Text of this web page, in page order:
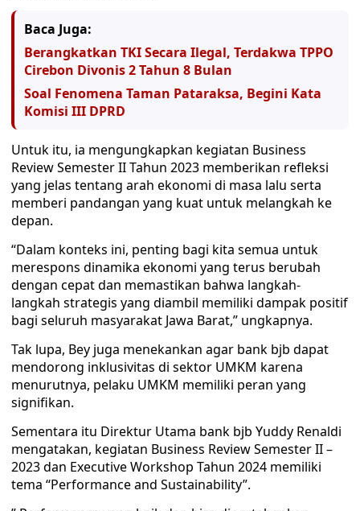
Baca Juga:
Berangkatkan TKI Secara Ilegal, Terdakwa TPPO
Cirebon Divonis 2 Tahun 8 Bulan
Soal Fenomena Taman Pataraksa, Begini Kata
Komisi III DPRD
Untuk itu, ia mengungkapkan kegiatan Business
Review Semester II Tahun 2023 memberikan refleksi
yang jelas tentang arah ekonomi di masa lalu serta
memberi pandangan yang kuat untuk melangkah ke
depan.
“Dalam konteks ini, penting bagi kita semua untuk
merespons dinamika ekonomi yang terus berubah
dengan cepat dan memastikan bahwa langkah-
langkah strategis yang diambil memiliki dampak positif
bagi seluruh masyarakat Jawa Barat,” ungkapnya.
Tak lupa, Bey juga menekankan agar bank bjb dapat
mendorong inklusivitas di sektor UMKM karena
menurutnya, pelaku UMKM memiliki peran yang
signifikan.
Sementara itu Direktur Utama bank bjb Yuddy Renaldi
mengatakan, kegiatan Business Review Semester II –
2023 dan Executive Workshop Tahun 2024 memiliki
tema “Performance and Sustainability”.